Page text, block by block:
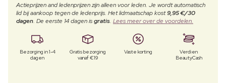
Actieprijzen and ledenprijzen zijn alleen voor leden. Je wordt automatisch
lid bij aankoop tegen de ledenprijs. Het lidmaatschap kost9,95 €/30
dagen. De eerste 14 dagen isgratis. Lees meer over de voordelen.
Bezorging in 1-4
dagen
Gratis bezorging
vanaf €19
Vaste korting
Verdien
BeautyCash